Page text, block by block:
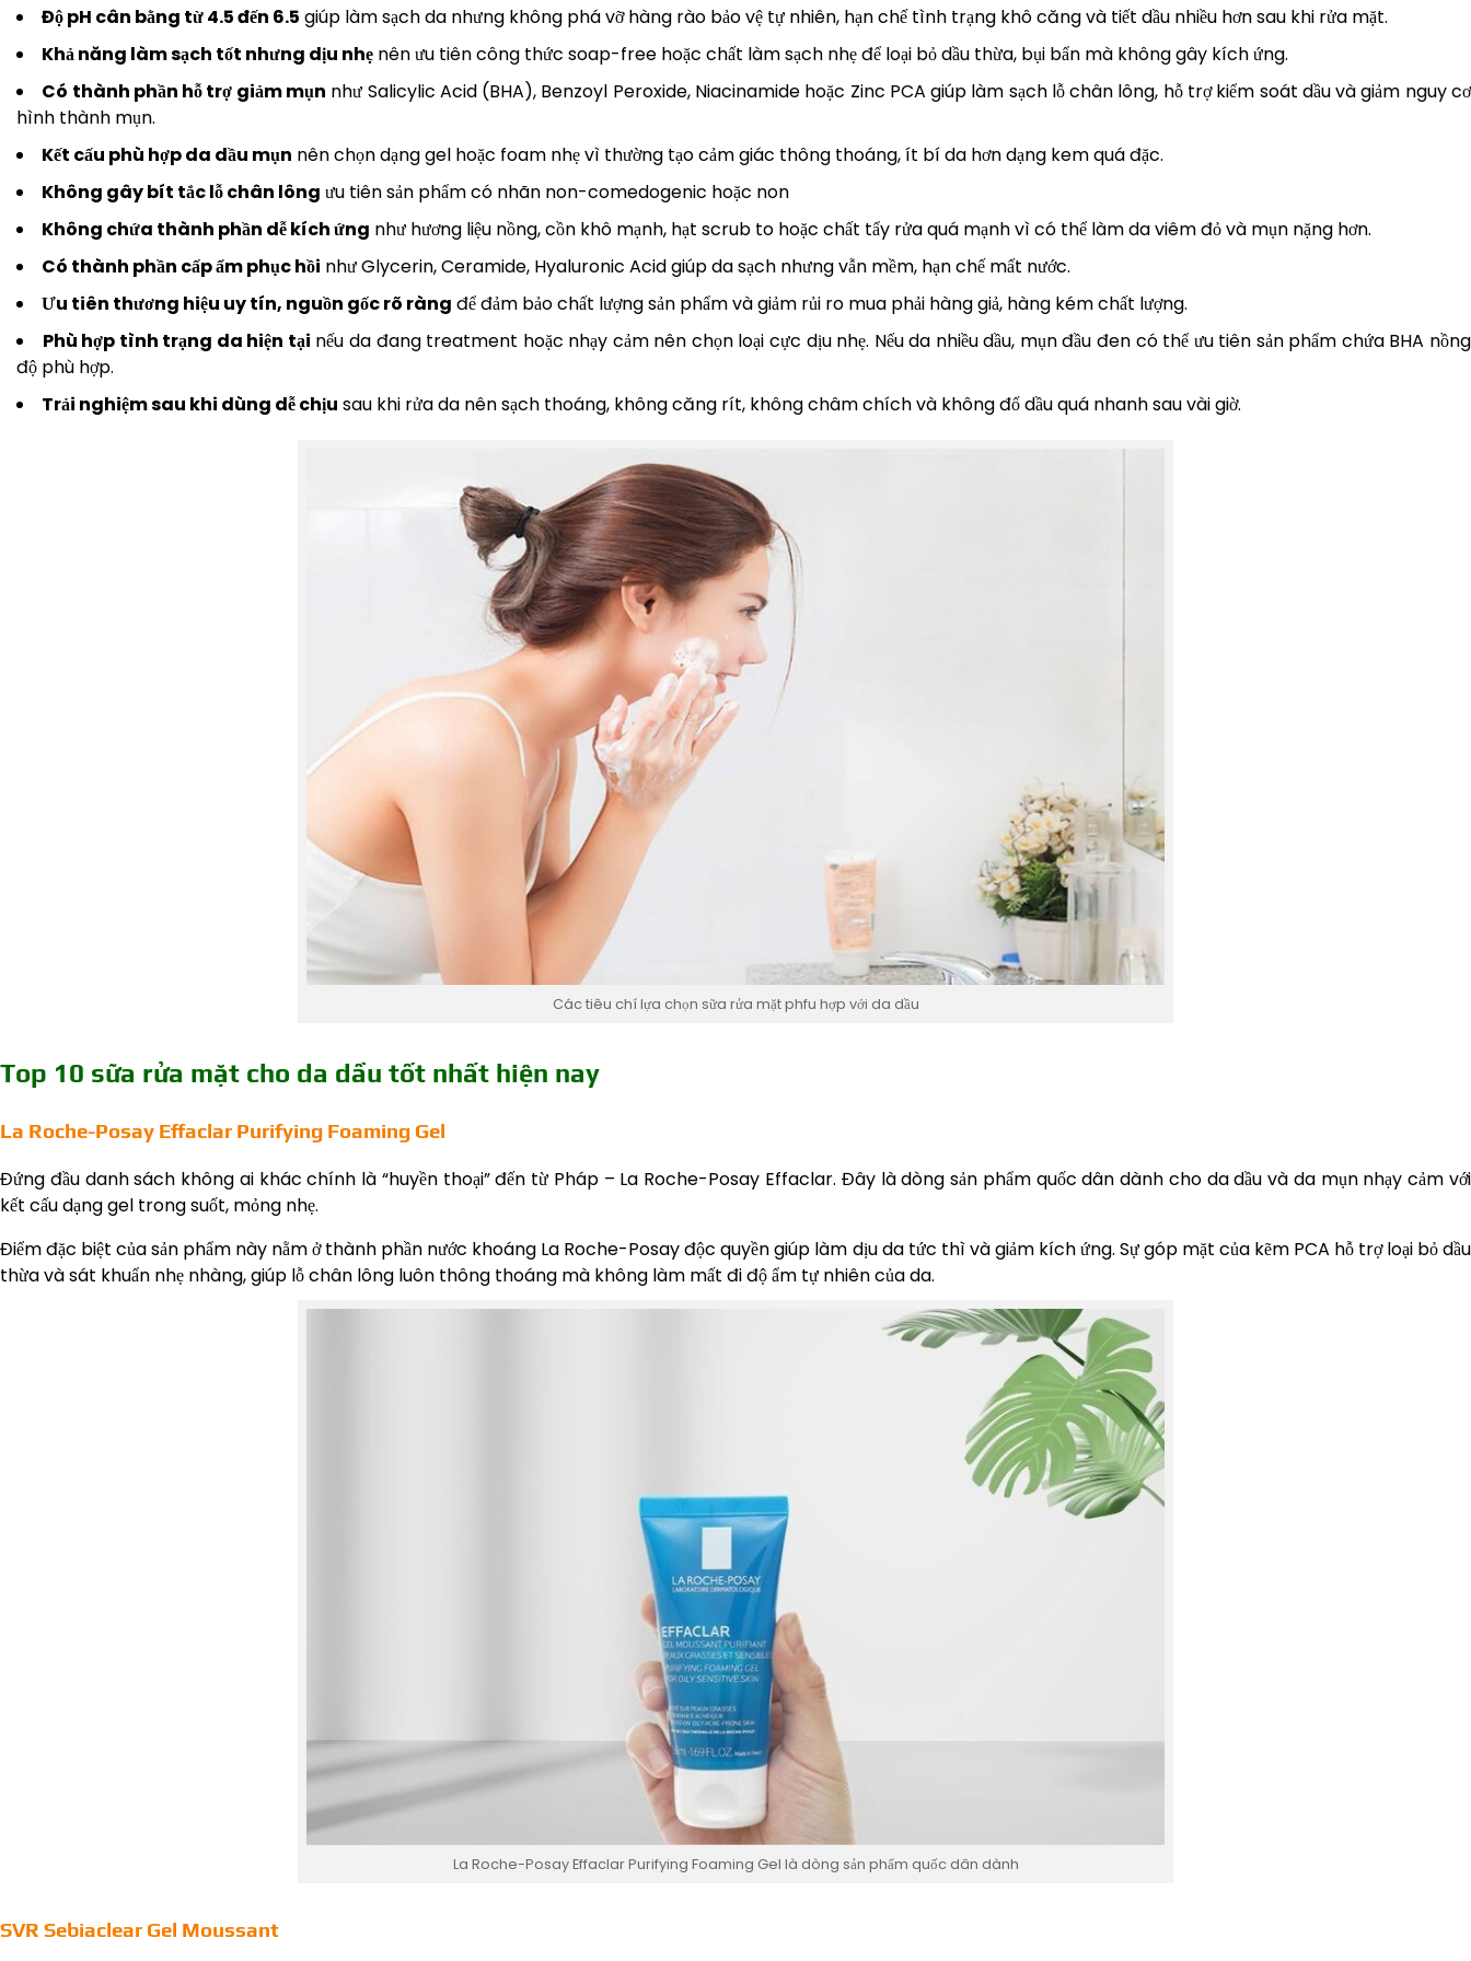
Độ pH cân bằng từ 4.5 đến 6.5 giúp làm sạch da nhưng không phá vỡ hàng rào bảo vệ tự nhiên, hạn chế tình trạng khô căng và tiết dầu nhiều hơn sau khi rửa mặt.
Khả năng làm sạch tốt nhưng dịu nhẹ nên ưu tiên công thức soap-free hoặc chất làm sạch nhẹ để loại bỏ dầu thừa, bụi bẩn mà không gây kích ứng.
Có thành phần hỗ trợ giảm mụn như Salicylic Acid (BHA), Benzoyl Peroxide, Niacinamide hoặc Zinc PCA giúp làm sạch lỗ chân lông, hỗ trợ kiểm soát dầu và giảm nguy cơ
hình thành mụn.
Kết cấu phù hợp da dầu mụn nên chọn dạng gel hoặc foam nhẹ vì thường tạo cảm giác thông thoáng, ít bí da hơn dạng kem quá đặc.
Không gây bít tắc lỗ chân lông ưu tiên sản phẩm có nhãn non-comedogenic hoặc non
Không chứa thành phần dễ kích ứng như hương liệu nồng, cồn khô mạnh, hạt scrub to hoặc chất tẩy rửa quá mạnh vì có thể làm da viêm đỏ và mụn nặng hơn.
Có thành phần cấp ẩm phục hồi như Glycerin, Ceramide, Hyaluronic Acid giúp da sạch nhưng vẫn mềm, hạn chế mất nước.
Ưu tiên thương hiệu uy tín, nguồn gốc rõ ràng để đảm bảo chất lượng sản phẩm và giảm rủi ro mua phải hàng giả, hàng kém chất lượng.
Phù hợp tình trạng da hiện tại nếu da đang treatment hoặc nhạy cảm nên chọn loại cực dịu nhẹ. Nếu da nhiều dầu, mụn đầu đen có thể ưu tiên sản phẩm chứa BHA nồng
độ phù hợp.
Trải nghiệm sau khi dùng dễ chịu sau khi rửa da nên sạch thoáng, không căng rít, không châm chích và không đổ dầu quá nhanh sau vài giờ.
Các tiêu chí lựa chọn sữa rửa mặt phfu hợp với da dầu
Top 10 sữa rửa mặt cho da dầu tốt nhất hiện nay
La Roche-Posay Effaclar Purifying Foaming Gel
Đứng đầu danh sách không ai khác chính là “huyền thoại” đến từ Pháp – La Roche-Posay Effaclar. Đây là dòng sản phẩm quốc dân dành cho da dầu và da mụn nhạy cảm với
kết cấu dạng gel trong suốt, mỏng nhẹ.
Điểm đặc biệt của sản phẩm này nằm ở thành phần nước khoáng La Roche-Posay độc quyền giúp làm dịu da tức thì và giảm kích ứng. Sự góp mặt của kẽm PCA hỗ trợ loại bỏ dầu
thừa và sát khuẩn nhẹ nhàng, giúp lỗ chân lông luôn thông thoáng mà không làm mất đi độ ẩm tự nhiên của da.
La Roche-Posay Effaclar Purifying Foaming Gel là dòng sản phẩm quốc dân dành
SVR Sebiaclear Gel Moussant